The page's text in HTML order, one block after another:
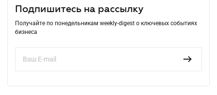
Подпишитесь на рассылку
Получайте по понедельникам weekly-digest о ключевых событиях
бизнеса